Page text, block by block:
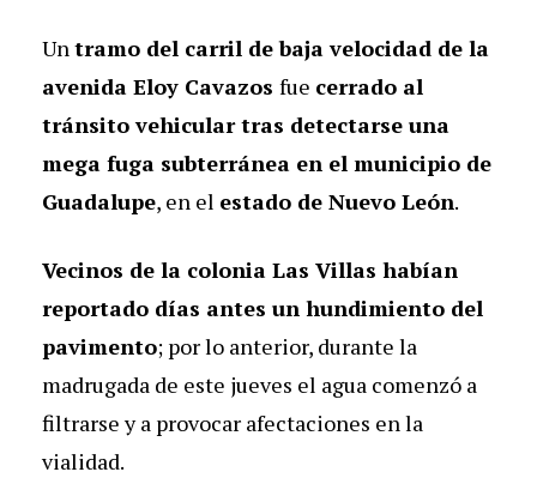
Untramo del carril de baja velocidad de la
avenida Eloy Cavazos fue cerrado al
tránsito vehicular tras detectarse una
mega fuga subterránea en el municipio de
Guadalupe, en el estado de Nuevo León.
Vecinos de la colonia Las Villas habían
reportado días antes un hundimiento del
pavimento; por lo anterior, durante la
madrugada de este jueves el agua comenzó a
filtrarse y a provocar afectaciones en la
vialidad.